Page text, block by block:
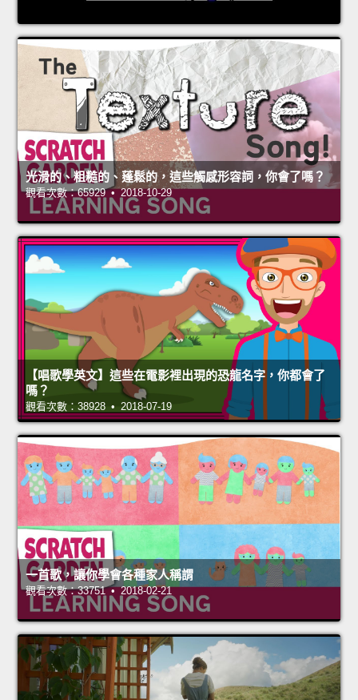
光滑的、粗糙的、蓬鬆的，這些觸感形容詞，你會了嗎？
觀看次數：65929 • 2018-10-29
【唱歌學英文】這些在電影裡出現的恐龍名字，你都會了
嗎？
觀看次數：38928 • 2018-07-19
一首歌，讓你學會各種家人稱謂
觀看次數：33751 • 2018-02-21